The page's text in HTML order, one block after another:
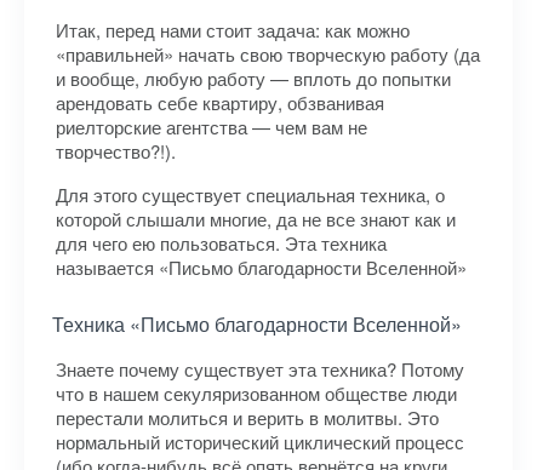
Итак, перед нами стоит задача: как можно
«правильней» начать свою творческую работу (да
и вообще, любую работу — вплоть до попытки
арендовать себе квартиру, обзванивая
риелторские агентства — чем вам не
творчество?!).
Для этого существует специальная техника, о
которой слышали многие, да не все знают как и
для чего ею пользоваться. Эта техника
называется «Письмо благодарности Вселенной»
Техника «Письмо благодарности Вселенной»
Знаете почему существует эта техника? Потому
что в нашем секуляризованном обществе люди
перестали молиться и верить в молитвы. Это
нормальный исторический циклический процесс